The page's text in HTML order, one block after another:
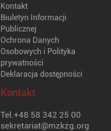
Kontakt
Biuletyn Informacji
Publicznej
Ochrona Danych
Osobowych i Polityka
prywatności
Deklaracja dostępności
Kontakt
Tel.+48 58 342 25 00
sekretariat@mzkzg.org